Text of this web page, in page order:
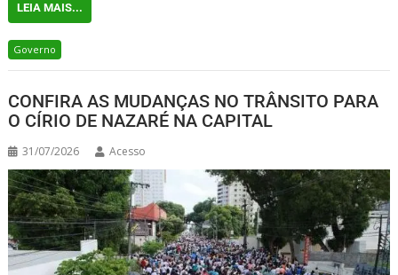
LEIA MAIS...
Governo
CONFIRA AS MUDANÇAS NO TRÂNSITO PARA
O CÍRIO DE NAZARÉ NA CAPITAL
31/07/2026 Acesso